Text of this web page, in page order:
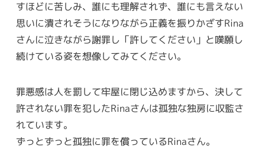
すほどに苦しみ、誰にも理解されず、誰にも言えない
思いに潰されそうになりながら正義を振りかざすRina
さんに泣きながら謝罪し「許してください」と嘆願し
続けている姿を想像してみてください。
罪悪感は人を罰して牢屋に閉じ込めますから、決して
許されない罪を犯したRinaさんは孤独な独房に収監さ
れています。
ずっとずっと孤独に罪を償っているRinaさん。